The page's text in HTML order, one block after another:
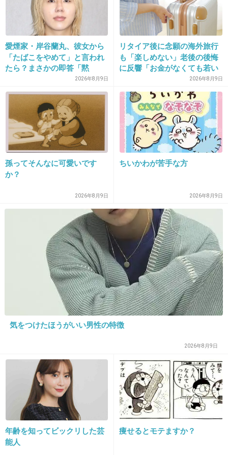
2013/10/18(金) 19:45:09
↑それはちょっと…
ウチの地元だって！ってとこいっぱいアルと思うよ
都会じゃない限り道くらい教えてくれるし都会でも結構教
+29 -21
31. 匿名2013/10/18(金) 19:46:54
30 徒歩で一時間くらいなら案内してくれるの
は長崎だけ！
+30
2013/10/18(金) 19:49:49
長崎県も結構893さん多いよね。
+44 -11
+8 -16
34. 匿名 2013/10/18(金) 19:52:08
呼び出された3人は本当に友達だったのか？
実は男性はその3人に恨みがあって、最期の場
愛煙家・岸谷蘭丸、彼女から
「たばこをやめて」と言われ
たら？まさかの即答「黙
2026年8月9日
リタイア後に念願の海外旅行
も「楽しめない」老後の後悔
に反響「お金がなくても若い
うちに？」50代以上の切実な
声
2026年8月9日
孫ってそんなに可愛いです
か？
2026年8月9日
ちいかわが苦手な方
2026年8月9日
気をつけたほうがいい男性の特徴
2026年8月9日
年齢を知ってビックリした芸
能人
痩せるとモテますか？